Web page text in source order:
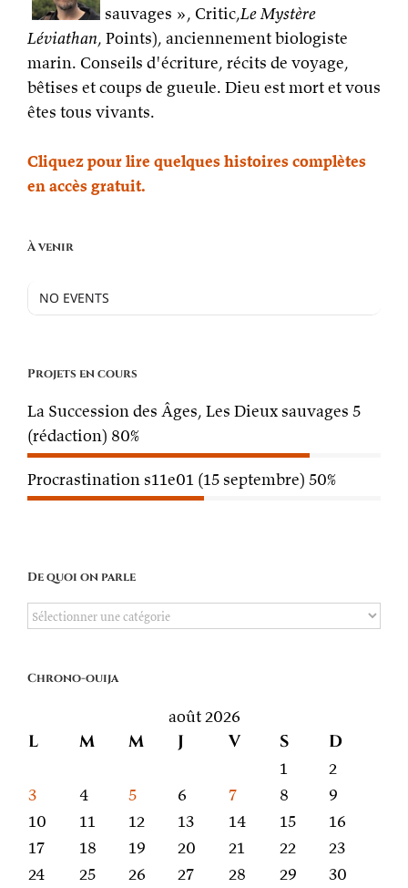
sauvages », Critic,Le Mystère
Léviathan, Points), anciennement biologiste
marin. Conseils d'écriture, récits de voyage,
bêtises et coups de gueule. Dieu est mort et vous
êtes tous vivants.
Cliquez pour lire quelques histoires complètes
en accès gratuit.
À venir
NO EVENTS
Projets en cours
La Succession des Âges, Les Dieux sauvages 5
(rédaction) 80%
Procrastination s11e01 (15 septembre) 50%
De quoi on parle
De
parle
Chrono-ouija
août 2026
L M M J V S D
1
2
3
4 5 6 7 8
9
10
11 12 13 14 15
16
17
18 19 20 21 22
23
24
25 26 27 28 29 30